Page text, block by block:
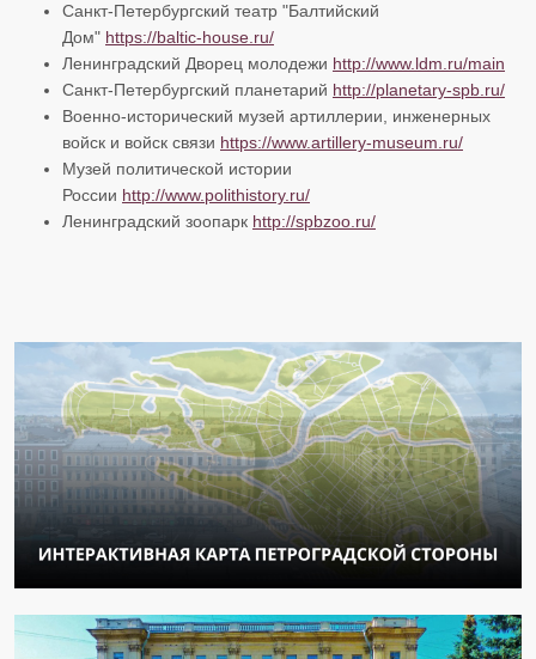
Санкт-Петербургский театр "Балтийский
Дом" https://baltic-house.ru/
Ленинградский Дворец молодежи http://www.ldm.ru/main
Санкт-Петербургский планетарий http://planetary-spb.ru/
Военно-исторический музей артиллерии, инженерных
войск и войск связи https://www.artillery-museum.ru/
Музей политической истории
России http://www.polithistory.ru/
Ленинградский зоопарк http://spbzoo.ru/